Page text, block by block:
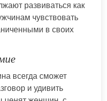
развиваться как
чувствовать
в своих
всегда сможет
и удивить